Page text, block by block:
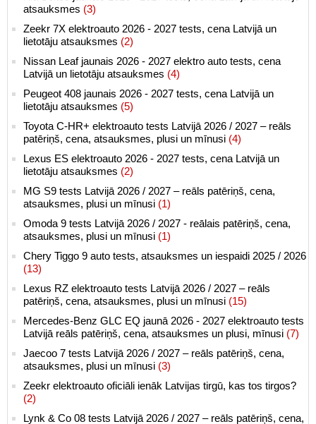
atsauksmes (3)
Zeekr 7X elektroauto 2026 - 2027 tests, cena Latvijā un
lietotāju atsauksmes (2)
Nissan Leaf jaunais 2026 - 2027 elektro auto tests, cena
Latvijā un lietotāju atsauksmes (4)
Peugeot 408 jaunais 2026 - 2027 tests, cena Latvijā un
lietotāju atsauksmes (5)
Toyota C-HR+ elektroauto tests Latvijā 2026 / 2027 – reāls
patēriņš, cena, atsauksmes, plusi un mīnusi (4)
Lexus ES elektroauto 2026 - 2027 tests, cena Latvijā un
lietotāju atsauksmes (2)
MG S9 tests Latvijā 2026 / 2027 – reāls patēriņš, cena,
atsauksmes, plusi un mīnusi (1)
Omoda 9 tests Latvijā 2026 / 2027 - reālais patēriņš, cena,
atsauksmes, plusi un mīnusi (1)
Chery Tiggo 9 auto tests, atsauksmes un iespaidi 2025 / 2026
(13)
Lexus RZ elektroauto tests Latvijā 2026 / 2027 – reāls
patēriņš, cena, atsauksmes, plusi un mīnusi (15)
Mercedes-Benz GLC EQ jaunā 2026 - 2027 elektroauto tests
Latvijā reāls patēriņš, cena, atsauksmes un plusi, mīnusi (7)
Jaecoo 7 tests Latvijā 2026 / 2027 – reāls patēriņš, cena,
atsauksmes, plusi un mīnusi (3)
Zeekr elektroauto oficiāli ienāk Latvijas tirgū, kas tos tirgos?
(2)
Lynk & Co 08 tests Latvijā 2026 / 2027 – reāls patēriņš, cena,